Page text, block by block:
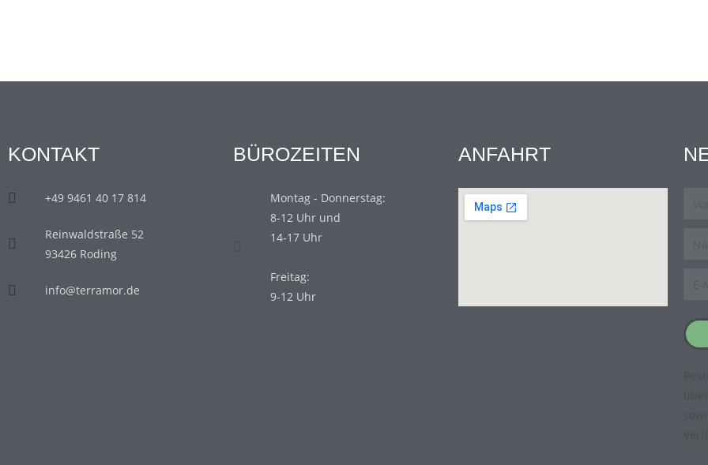
KONTAKT
+49 9461 40 17 814
Reinwaldstraße 52
93426 Roding
info@terramor.de
BÜROZEITEN
Montag - Donnerstag:
8-12 Uhr und
14-17 Uhr
Freitag:
9-12 Uhr
ANFAHRT